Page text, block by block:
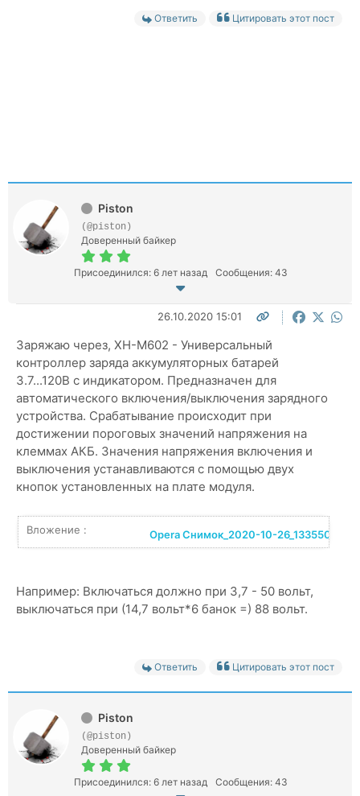
Ответить Цитировать этот пост
Piston
(@piston)
Доверенный байкер
Присоединился: 6 лет назад Сообщения: 43
26.10.2020 15:01
Заряжаю через, XH-M602 - Универсальный
контроллер заряда аккумуляторных батарей
3.7...120В с индикатором. Предназначен для
автоматического включения/выключения зарядного
устройства. Срабатывание происходит при
достижении пороговых значений напряжения на
клеммах АКБ. Значения напряжения включения и
выключения устанавливаются с помощью двух
кнопок установленных на плате модуля.
Вложение : Opera Снимок_2020-10-
Например: Включаться должно при 3,7 - 50 вольт,
выключаться при (14,7 вольт*6 банок =) 88 вольт.
Ответить Цитировать этот пост
Piston
(@piston)
Доверенный байкер
Присоединился: 6 лет назад Сообщения: 43